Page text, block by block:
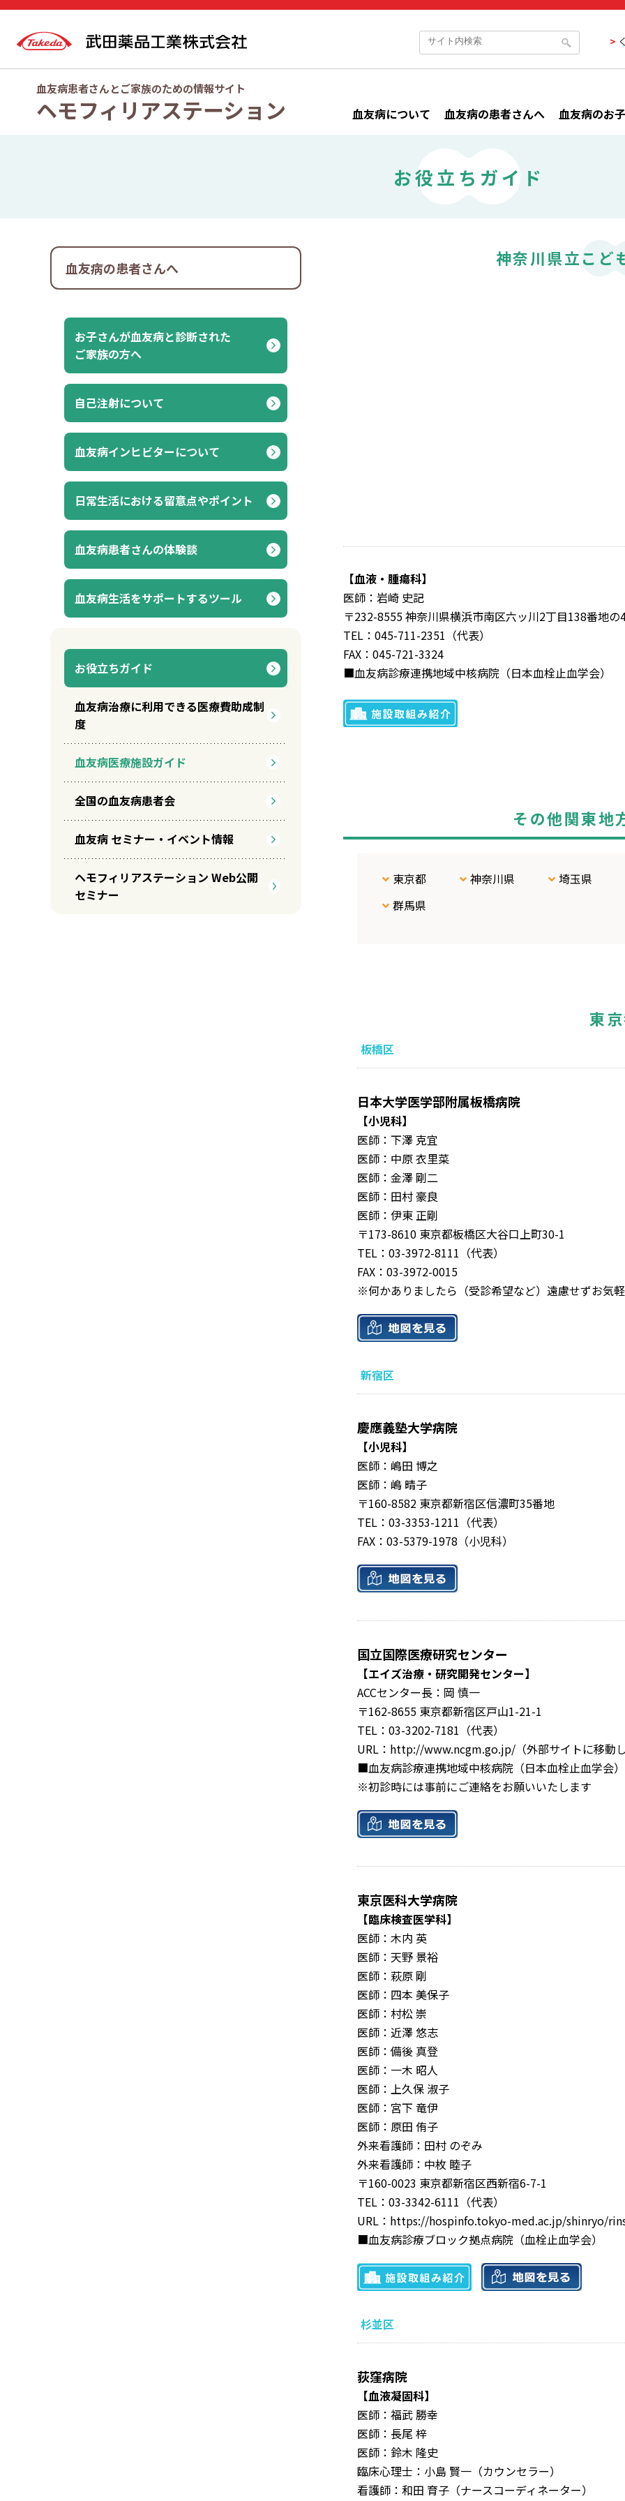
血友病患者さんとご家族のための情報サイト
ヘモフィリアステーション 血友病について 血友病の患者さんへ 血友病のお
お役立ちガイド
血友病の患者さんへ
お子さんが血友病と診断された
ご家族の方へ
自己注射について
血友病インヒビターについて
⽇常⽣活における留意点やポイント
血友病患者さんの体験談
血友病生活をサポートするツール
お役立ちガイド
血友病治療に利用できる医療費助成制
度
血友病医療施設ガイド
全国の血友病患者会
血友病 セミナー・イベント情報
ヘモフィリアステーション Web公開
セミナー
神奈川県立こど
【血液・腫瘍科】
医師：岩崎 史記
〒232-8555 神奈川県横浜市南区六ッ川2丁目138番地の
TEL：045-711-2351（代表）
FAX：045-721-3324
■血友病診療連携地域中核病院（日本血栓止血学会）
その他関東地
東京都 神奈川県
埼玉県
群馬県
東
板橋区
日本大学医学部附属板橋病院
【小児科】
医師：下澤 克宜
医師：中原 衣里菜
医師：金澤 剛二
医師：田村 豪良
医師：伊東 正剛
〒173-8610 東京都板橋区大谷口上町30-1
TEL：03-3972-8111（代表）
FAX：03-3972-0015
※何かありましたら（受診希望など）遠慮せずお気
新宿区
慶應義塾大学病院
【小児科】
医師：嶋田 博之
医師：嶋 晴子
〒160-8582 東京都新宿区信濃町35番地
TEL：03-3353-1211（代表）
FAX：03-5379-1978（小児科）
国立国際医療研究センター
【エイズ治療・研究開発センター】
ACCセンター長：岡 慎一
〒162-8655 東京都新宿区戸山1-21-1
TEL：03-3202-7181（代表）
URL： http://www.ncgm.go.jp/ （外部サイトに移動
■血友病診療連携地域中核病院（日本血栓止血学会）
※初診時には事前にご連絡をお願いいたします
東京医科大学病院
【臨床検査医学科】
医師：木内 英
医師：天野 景裕
医師：萩原 剛
医師：四本 美保子
医師：村松 崇
医師：近澤 悠志
医師：備後 真登
医師：一木 昭人
医師：上久保 淑子
医師：宮下 竜伊
医師：原田 侑子
外来看護師：田村 のぞみ
外来看護師：中枚 睦子
〒160-0023 東京都新宿区西新宿6-7-1
TEL：03-3342-6111（代表）
URL： https://hospinfo.tokyo-med.ac.jp/shinryo/
■血友病診療ブロック拠点病院（血栓止血学会）
杉並区
荻窪病院
【血液凝固科】
医師：福武 勝幸
医師：長尾 梓
医師：鈴木 隆史
臨床心理士：小島 賢一（カウンセラー）
看護師：和田 育子（ナースコーディネーター）